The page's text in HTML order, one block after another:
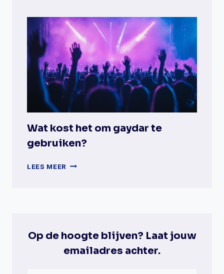
DE
GEGEVENS
OP
PLANETROMEO?
Wat kost het om gaydar te
gebruiken?
LEES MEER WAT
Op de hoogte blijven? Laat jouw
emailadres achter.